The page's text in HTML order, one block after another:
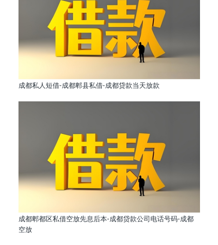
成都私人短借-成都郫县私借-成都贷款当天放款
成都郫都区私借空放先息后本-成都贷款公司电话号码-成都
空放